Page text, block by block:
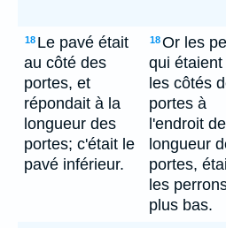
18 Le pavé était
au côté des
portes, et
répondait à la
longueur des
portes; c'était le
pavé inférieur.
18Or les
qui étaient
les côtés
portes à
l'endroit
longueur
portes,
les
plus bas.